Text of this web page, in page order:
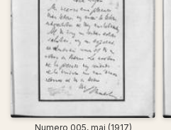
Numero 005, maj (1917)